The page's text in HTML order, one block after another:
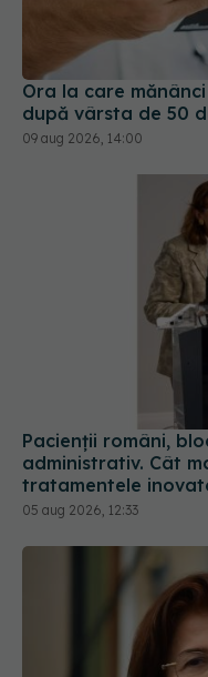
Ora la care
după vârsta de 50
09 aug 2026, 14:00
Pacienții români,
administrativ. Cât
tratamentele
Europa
05 aug 2026, 12:33